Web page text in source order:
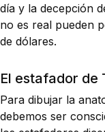
día y la decepción
no es real pueden
de dólares.
El estafador de
Para dibujar la
debemos ser